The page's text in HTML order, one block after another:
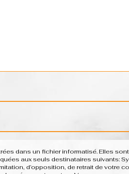
dans un fichier informatisé. Elles
aux seuls destinataires suivants:
d’opposition, de retrait de votre